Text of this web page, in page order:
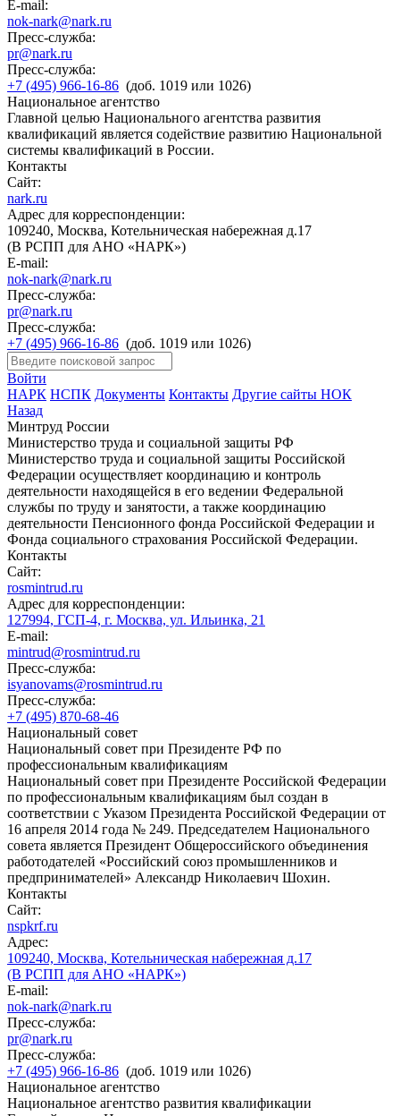
E-mail:
nok-nark@nark.ru
Пресс-служба:
pr@nark.ru
Пресс-служба:
+7 (495) 966-16-86 (доб. 1019 или 1026)
Национальное агентство
Главной целью Национального агентства развития
квалификаций является содействие развитию Национальной
системы квалификаций в России.
Контакты
Сайт:
nark.ru
Адрес для корреспонденции:
109240, Москва, Котельническая набережная д.17
(В РСПП для АНО «НАРК»)
E-mail:
nok-nark@nark.ru
Пресс-служба:
pr@nark.ru
Пресс-служба:
+7 (495) 966-16-86 (доб. 1019 или 1026)
Войти
НАРК НСПК Документы Контакты Другие сайты НОК
Назад
Минтруд России
Министерство труда и социальной защиты РФ
Министерство труда и социальной защиты Российской
Федерации осуществляет координацию и контроль
деятельности находящейся в его ведении Федеральной
службы по труду и занятости, а также координацию
деятельности Пенсионного фонда Российской Федерации и
Фонда социального страхования Российской Федерации.
Контакты
Сайт:
rosmintrud.ru
Адрес для корреспонденции:
127994, ГСП-4, г. Москва, ул. Ильинка, 21
E-mail:
mintrud@rosmintrud.ru
Пресс-служба:
isyanovams@rosmintrud.ru
Пресс-служба:
+7 (495) 870-68-46
Национальный совет
Национальный совет при Президенте РФ по
профессиональным квалификациям
Национальный совет при Президенте Российской Федерации
по профессиональным квалификациям был создан в
соответствии с Указом Президента Российской Федерации от
16 апреля 2014 года № 249. Председателем Национального
совета является Президент Общероссийского объединения
работодателей «Российский союз промышленников и
предпринимателей» Александр Николаевич Шохин.
Контакты
Сайт:
nspkrf.ru
Адрес:
109240, Москва, Котельническая набережная д.17
(В РСПП для АНО «НАРК»)
E-mail:
nok-nark@nark.ru
Пресс-служба:
pr@nark.ru
Пресс-служба:
+7 (495) 966-16-86 (доб. 1019 или 1026)
Национальное агентство
Национальное агентство развития квалификации